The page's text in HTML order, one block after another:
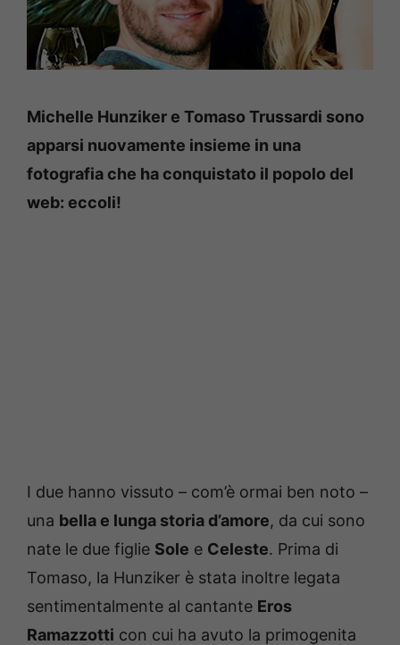
Michelle Hunziker e Tomaso Trussardi sono
apparsi nuovamente insieme in una
fotografia che ha conquistato il popolo del
web: eccoli!
I due hanno vissuto – com’è ormai ben noto –
una bella e lunga storia d’amore, da cui sono
nate le due figlie Sole e Celeste. Prima di
Tomaso, la Hunziker è stata inoltre legata
sentimentalmente al cantante Eros
Ramazzotti con cui ha avuto la primogenita